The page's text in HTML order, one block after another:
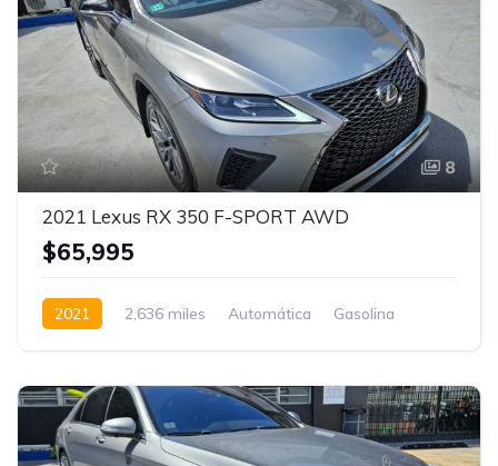
8
2021 Lexus RX 350 F-SPORT AWD
$65,995
2021 2,636 miles Automática
Gasolina